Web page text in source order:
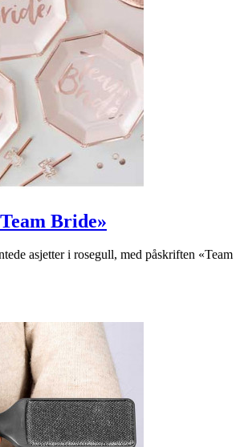
Bride»
asjetter i rosegull, med påskriften «Team